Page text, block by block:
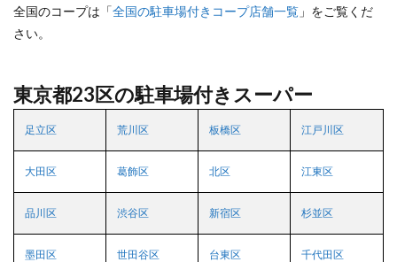
全国のコープは「全国の駐車場付きコープ店舗一覧 」をご覧くだ
さい。
東京都23区の駐車場付きスーパー
足立区 荒川区 板橋区 江戸川区
大田区 葛飾区 北区 江東区
品川区 渋谷区 新宿区 杉並区
墨田区 世田谷区 台東区 千代田区